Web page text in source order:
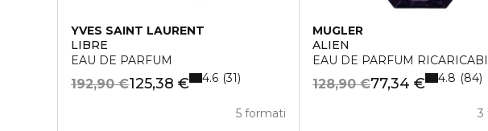
YVES SAINT LAURENT
LIBRE
EAU DE PARFUM
125,38 €
192,90 €
5 formati
4.6 31
MUGLER
ALIEN
EAU DE PARFUM
77,34 €
128,90 €
3
4.8 84